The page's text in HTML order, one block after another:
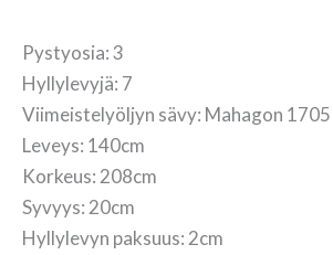
Pystyosia: 3
Hyllylevyjä: 7
Viimeistelyöljyn sävy: Mahagon 1705
Leveys: 140cm
Korkeus: 208cm
Syvyys: 20cm
Hyllylevyn paksuus: 2cm